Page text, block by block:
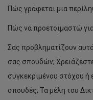
Πώς γράφεται μια
Πώς να προετοιμαστώ
Σας προβληματίζουν
σας σπουδών;
συγκεκριμένου στόχου ή
σπουδές; Τα μέλη του